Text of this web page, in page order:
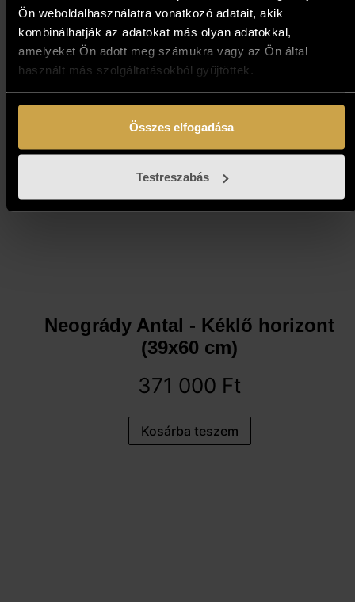
Ön weboldalhasználatra vonatkozó adatait, akik
kombinálhatják az adatokat más olyan adatokkal,
amelyeket Ön adott meg számukra vagy az Ön által
használt más szolgáltatásokból gyűjtöttek.
Összes elfogadása
Testreszabás
(25,5x21,5 cm)
397 000Ft
Kosárba teszem
Neogrády Antal - Kéklő horizont
(39x60 cm)
371 000 Ft
Kosárba teszem